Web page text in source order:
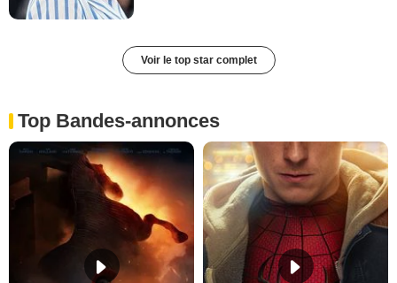
Voir le top star complet
Top Bandes-annonces